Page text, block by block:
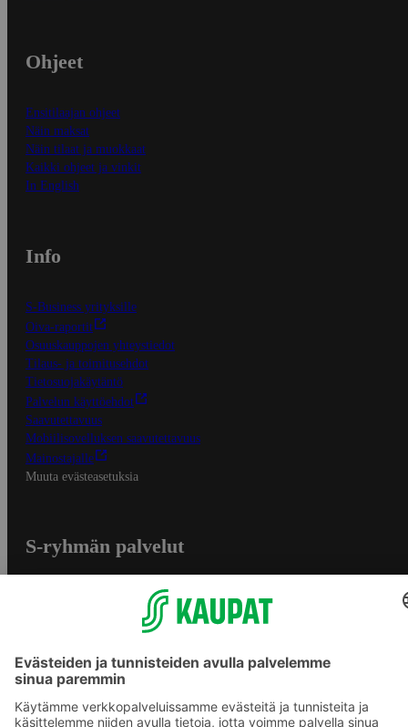
Ohjeet
Ensitilaajan ohjeet
Näin maksat
Näin tilaat ja muokkaat
Kaikki ohjeet ja vinkit
In English
Info
S-Business yrityksille
Oiva-raportit
Osuuskauppojen yhteystiedot
Tilaus- ja toimitusehdot
Tietosuojakäytäntö
Palvelun käyttöehdot
Saavutettavuus
Mobiilisovelluksen saavutettavuus
Mainostajalle
Muuta evästeasetuksia
S-ryhmän palvelut
S-ostoslista -sovellus
Prisma.fi
Sokos.fi
S-Pankki